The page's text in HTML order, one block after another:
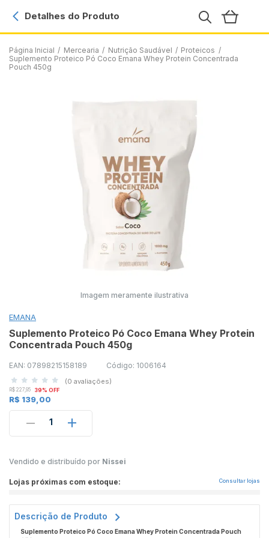
Página Inicial / Mercearia / Nutrição Saudável / Proteicos /
Suplemento Proteico Pó Coco Emana Whey Protein Concentrada
Pouch 450g
Detalhes do Produto
Imagem meramente ilustrativa
EMANA
Suplemento Proteico Pó Coco Emana Whey Protein
Concentrada Pouch 450g
EAN: 07898215158189 Código: 1006164
(0 avaliações)
R$ 227,95 39% OFF
R$ 139,00
1
Vendido e distribuído por Nissei
Lojas próximas com estoque: Consultar lojas
Descrição de Produto
Suplemento Proteico Pó Coco Emana Whey Protein Concentrada Pouch